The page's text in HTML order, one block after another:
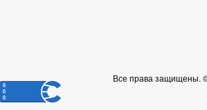
Все права защищены.